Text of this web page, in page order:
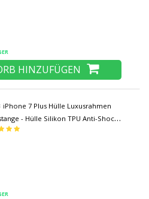
HINZUFÜGEN
iPhone 7 Plus Hülle Luxusrahmen
- Hülle Silikon TPU Anti-Shock